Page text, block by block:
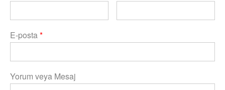
E-posta*
Yorum veya Mesaj